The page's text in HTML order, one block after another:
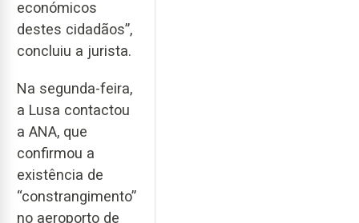
económicos
destes cidadãos”,
concluiu a jurista.
Na segunda-feira,
a Lusa contactou
a ANA, que
confirmou a
existência de
“constrangimento”
no aeroporto de